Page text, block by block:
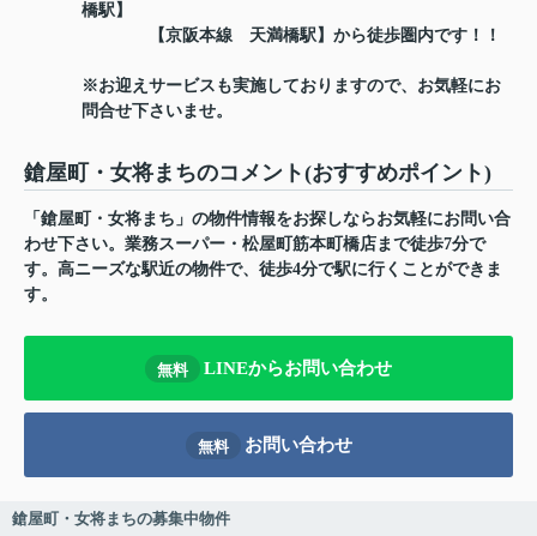
橋駅】
【京阪本線 天満橋駅】から徒歩圏内です！！
※お迎えサービスも実施しておりますので、お気軽にお
問合せ下さいませ。
鎗屋町・女将まちのコメント(おすすめポイント)
「鎗屋町・女将まち」の物件情報をお探しならお気軽にお問い合
わせ下さい。業務スーパー・松屋町筋本町橋店まで徒歩7分で
す。高ニーズな駅近の物件で、徒歩4分で駅に行くことができま
す。
無料 LINEからお問い合わせ
無料 お問い合わせ
鎗屋町・女将まちの募集中物件